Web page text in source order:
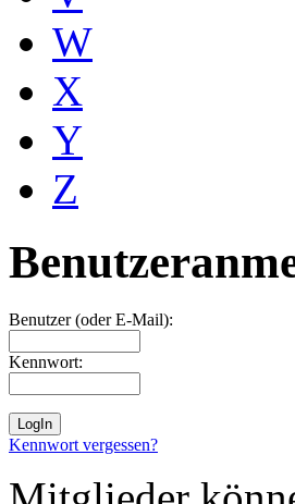
W
X
Y
Z
Benutzer (oder E-Mail):
Kennwort:
Kennwort vergessen?